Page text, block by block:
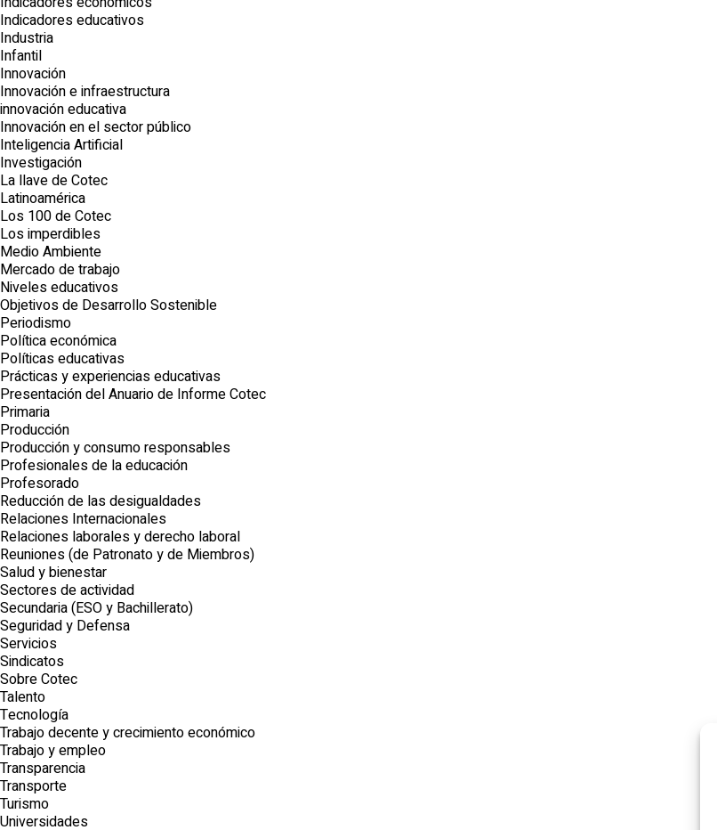
Indicadores educativos
Industria
Infantil
Innovación
Innovación e infraestructura
innovación educativa
Innovación en el sector público
Inteligencia Artificial
Investigación
La llave de Cotec
Latinoamérica
Los 100 de Cotec
Los imperdibles
Medio Ambiente
Mercado de trabajo
Niveles educativos
Objetivos de Desarrollo Sostenible
Periodismo
Política económica
Políticas educativas
Prácticas y experiencias educativas
Presentación del Anuario de Informe Cotec
Primaria
Producción
Producción y consumo responsables
Profesionales de la educación
Profesorado
Reducción de las desigualdades
Relaciones Internacionales
Relaciones laborales y derecho laboral
Reuniones (de Patronato y de Miembros)
Salud y bienestar
Sectores de actividad
Secundaria (ESO y Bachillerato)
Seguridad y Defensa
Servicios
Sindicatos
Sobre Cotec
Talento
Tecnología
Trabajo decente y crecimiento económico
Trabajo y empleo
Transparencia
Transporte
Turismo
Universidades